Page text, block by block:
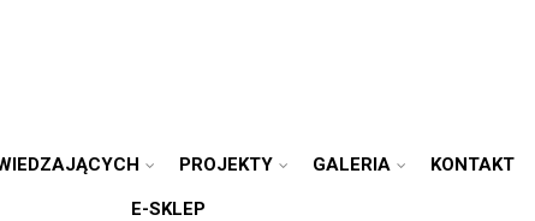
PROJEKTY GALERIA KONTAKT
E-SKLEP